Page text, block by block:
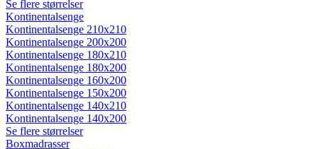
Se flere størrelser
Kontinentalsenge
Kontinentalsenge 210x210
Kontinentalsenge 200x200
Kontinentalsenge 180x210
Kontinentalsenge 180x200
Kontinentalsenge 160x200
Kontinentalsenge 150x200
Kontinentalsenge 140x210
Kontinentalsenge 140x200
Se flere størrelser
Boxmadrasser